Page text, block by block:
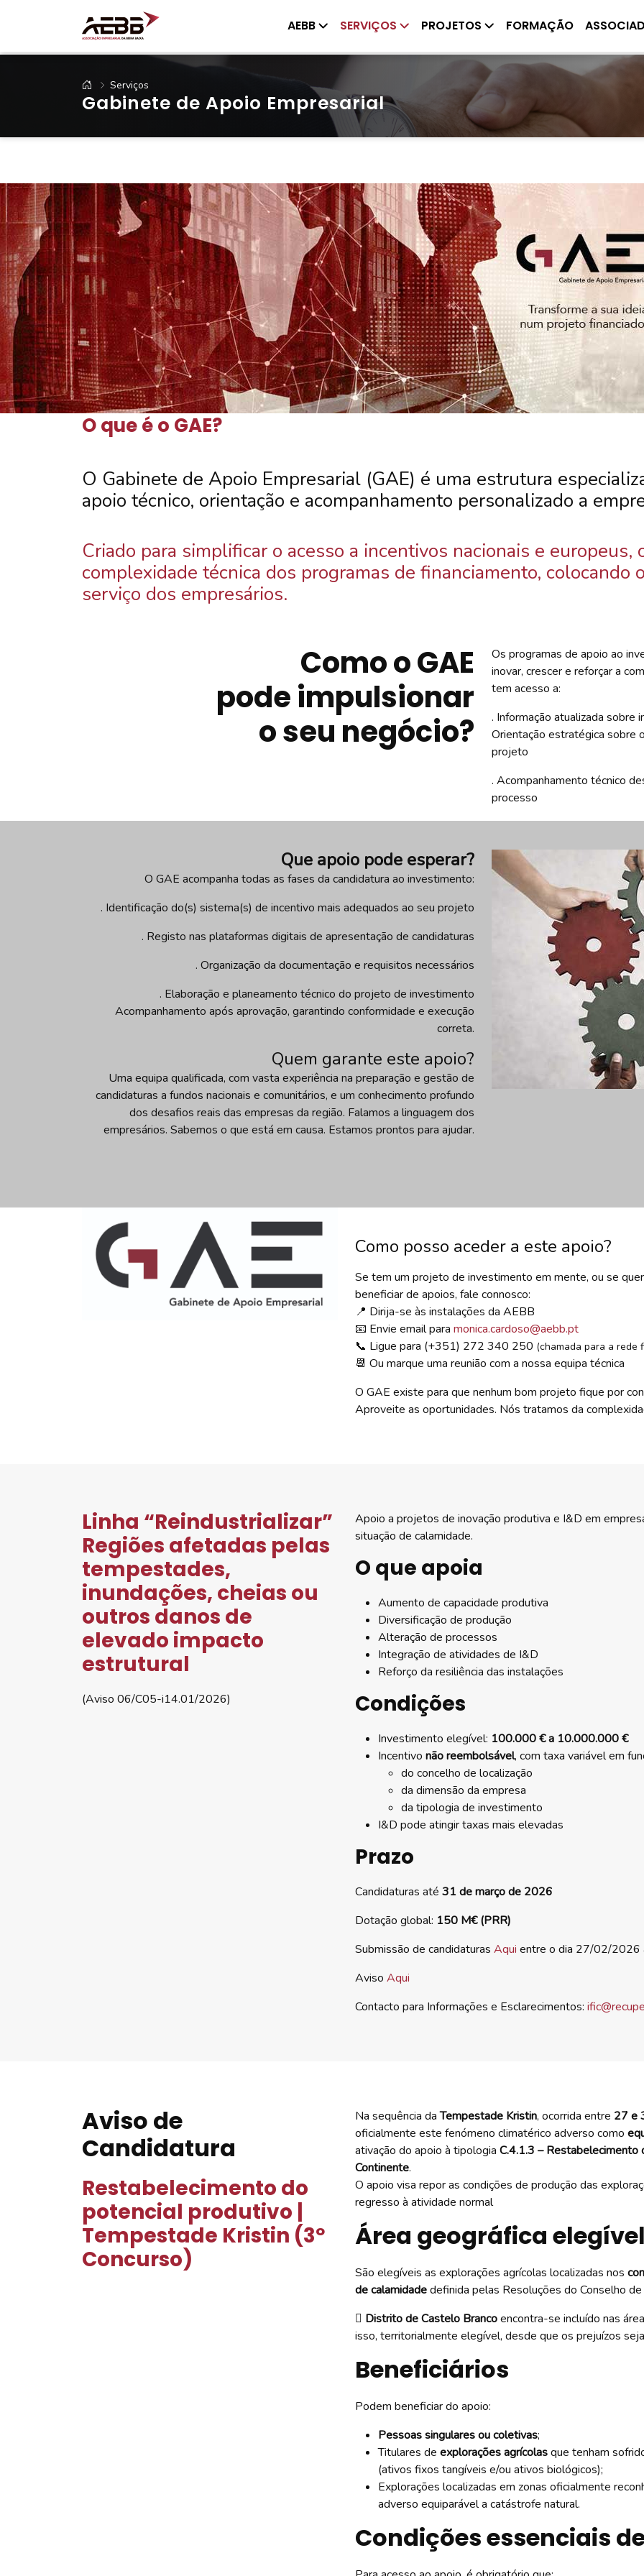
AEBB SERVIÇOS PROJETOS FORMAÇÃO
Serviços
Gabinete de Apoio Empresarial
.
O que é o GAE?
O Gabinete de Apoio Empresarial (GAE) é uma estrutura
apoio técnico, orientação e acompanhamento personalizado a
Criado para simplificar o acesso a incentivos nacionais e europeus,
complexidade técnica dos programas de financiamento, colocando
serviço dos empresários.
Como o GAE
pode impulsionar
o seu negócio?
Os programas de apoio ao
inovar, crescer e reforçar a
tem acesso a:
. Informação atualizada sobre
Orientação estratégica sobre
projeto
. Acompanhamento técnico
processo
Que apoio pode esperar?
O GAE acompanha todas as fases da candidatura ao investimento:
. Identificação do(s) sistema(s) de incentivo mais adequados ao seu projeto
. Registo nas plataformas digitais de apresentação de candidaturas
. Organização da documentação e requisitos necessários
. Elaboração e planeamento técnico do projeto de investimento
Acompanhamento após aprovação, garantindo conformidade e execução
correta.
Quem garante este apoio?
Uma equipa qualificada, com vasta experiência na preparação e gestão de
candidaturas a fundos nacionais e comunitários, e um conhecimento profundo
dos desafios reais das empresas da região. Falamos a linguagem dos
empresários. Sabemos o que está em causa. Estamos prontos para ajudar.
Como posso aceder a este apoio?
Se tem um projeto de investimento em mente, ou se
beneficiar de apoios, fale connosco:
📍 Dirija-se às instalações da AEBB
📧 Envie email para monica.cardoso@aebb.pt
📞 Ligue para (+351) 272 340 250 (chamada para a rede
📆 Ou marque uma reunião com a nossa equipa técnica
O GAE existe para que nenhum bom projeto fique por
Aproveite as oportunidades. Nós tratamos da
Linha “Reindustrializar”
Regiões afetadas pelas
tempestades,
inundações, cheias ou
outros danos de
elevado impacto
estrutural
(Aviso 06/C05-i14.01/2026)
Apoio a projetos de inovação produtiva e I&D em
situação de calamidade.
O que apoia
Aumento de capacidade produtiva
Diversificação de produção
Alteração de processos
Integração de atividades de I&D
Reforço da resiliência das instalações
Condições
Investimento elegível: 100.000 € a 10.000.000 €
Incentivo não reembolsável, com taxa variável em
do concelho de localização
da dimensão da empresa
da tipologia de investimento
I&D pode atingir taxas mais elevadas
Prazo
Candidaturas até 31 de março de 2026
Dotação global: 150 M€ (PRR)
Submissão de candidaturas Aqui entre o dia 27/02/
Aviso Aqui
Contacto para Informações e Esclarecimentos:
Aviso de
Candidatura
Restabelecimento do
potencial produtivo |
Tempestade Kristin (3º
Concurso)
Na sequência daTempestade Kristin, ocorrida entre 27 e
oficialmente este fenómeno climatérico adverso como
ativação do apoio à tipologia C.4.1.3 –
Continente.
O apoio visa repor as condições de produção das
regresso à atividade normal
Área geográfica
São elegíveis as explorações agrícolas localizadas nos
de calamidadedefinida pelas Resoluções do Conselho
 Distrito de Castelo Brancoencontra-se incluído nas
isso, territorialmente elegível, desde que os prejuízos
Beneficiários
Podem beneficiar do apoio:
Pessoas singulares ou coletivas;
Titulares de explorações agrícolasque tenham
(ativos fixos tangíveis e/ou ativos biológicos);
Explorações localizadas em zonas oficialmente
adverso equiparável a catástrofe natural.
Condições essenciais